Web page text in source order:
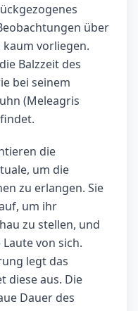
über
vorliegen.
Balzzeit des
bei seinem
(Meleagris
die
um die
zu erlangen. Sie
um ihr
zu stellen, und
von sich.
legt das
diese aus. Die
Dauer des